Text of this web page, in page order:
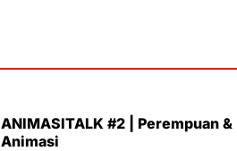
ANIMASITALK #2 | Perempuan &
Animasi